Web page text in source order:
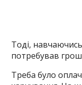
Тоді,
потребував
Треба було